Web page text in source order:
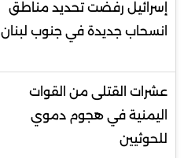
إسرائيل رفضت تحديد مناطق
انسحاب جديدة في جنوب لبنان
عشرات القتلى من القوات
اليمنية في هجوم دموي
للحوثيين